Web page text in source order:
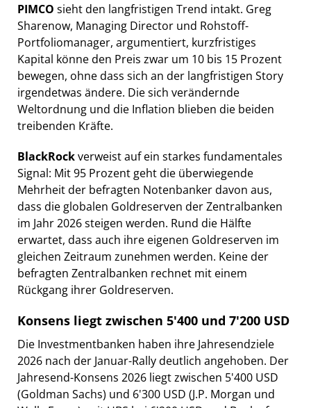
PIMCO sieht den langfristigen Trend intakt. Greg
Sharenow, Managing Director und Rohstoff-
Portfoliomanager, argumentiert, kurzfristiges
Kapital könne den Preis zwar um 10 bis 15 Prozent
bewegen, ohne dass sich an der langfristigen Story
irgendetwas ändere. Die sich verändernde
Weltordnung und die Inflation blieben die beiden
treibenden Kräfte.
BlackRockverweist auf ein starkes fundamentales
Signal: Mit 95 Prozent geht die überwiegende
Mehrheit der befragten Notenbanker davon aus,
dass die globalen Goldreserven der Zentralbanken
im Jahr 2026 steigen werden. Rund die Hälfte
erwartet, dass auch ihre eigenen Goldreserven im
gleichen Zeitraum zunehmen werden. Keine der
befragten Zentralbanken rechnet mit einem
Rückgang ihrer Goldreserven.
Konsens liegt zwischen 5'400 und 7'200 USD
Die Investmentbanken haben ihre Jahresendziele
2026 nach der Januar-Rally deutlich angehoben. Der
Jahresend-Konsens 2026 liegt zwischen 5'400 USD
(Goldman Sachs) und 6'300 USD (J.P. Morgan und